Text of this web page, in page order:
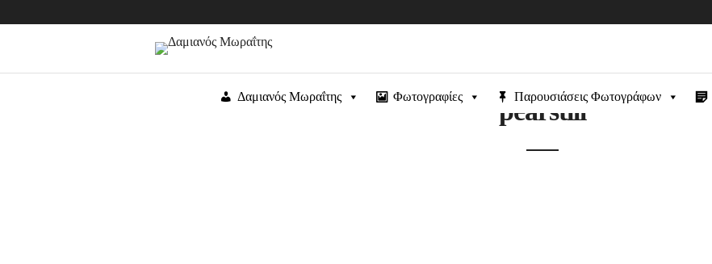
Δαμιανός Μωραΐτης Φωτογραφίες Παρουσιάσεις Φωτογράφων
pearstill